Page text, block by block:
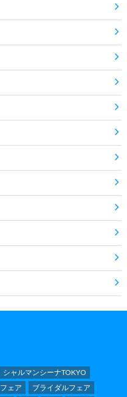
シャルマンシーナTOKYO
フェア
ブライダルフェア